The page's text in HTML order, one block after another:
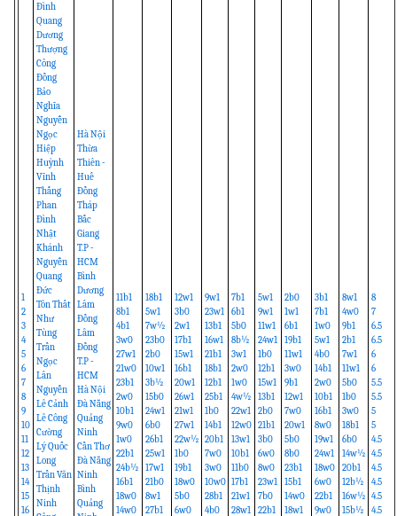
1
2
3
4
5
6
7
8
9
10
11
12
13
14
15
16
Đình
Quang
Dương
Thượng
Công
Đồng
Bảo
Nghĩa
Nguyễn
Ngọc
Hiệp
Huỳnh
Vĩnh
Thắng
Phan
Đình
Nhật
Khánh
Nguyễn
Quang
Đức
Tôn Thất
Như
Tùng
Trần
Ngọc
Lân
Nguyễn
Lê Cảnh
Lê Công
Cường
Lý Quốc
Long
Trần Văn
Thịnh
Ninh
Hà Nội
Thừa
Thiên -
Huế
Đồng
Tháp
Bắc
Giang
T.P -
HCM
Bình
Dương
Lâm
Đồng
Lâm
Đồng
T.P -
HCM
Hà Nội
Đà Nẵng
Quảng
Ninh
Cần Thơ
Đà Nẵng
Ninh
Bình
Quảng
11b1
8b1
4b1
3w0
27w1
21w0
23b1
2w0
10b1
9w0
1w0
22b1
24b½
16b1
18w0
14w0
18b1
5w1
7w½
23b0
2b0
10w1
3b½
15b0
24w1
6b0
26b1
25w1
17w1
21b0
8w1
27b1
12w1
3b0
2w1
17b1
15w1
16b1
20w1
26w1
21w1
27w1
22w½
1b0
19b1
18w0
5b0
6w0
9w1
23w1
13b1
16w1
21b1
18b1
12b1
25b1
1b0
14b1
20b1
7w0
3w0
10w0
28b1
4b0
7b1
6b1
5b0
8b½
3w1
2w0
1w0
4w½
22w1
12w0
13w1
10b1
11b0
17b1
21w1
28w1
5w1
9w1
11w1
24w1
1b0
12b1
15w1
13b1
2b0
21b1
3b0
6w0
8w0
23w1
7b0
22b1
2b0
1w1
6b1
19b1
11w1
3w0
9b1
12w1
7w0
20w1
5b0
8b0
23b1
15b1
14w0
18w1
3b1
7b1
1w0
5w1
4b0
14b1
2w0
10b1
16b1
8w0
19w1
24w1
18w0
6w0
22b1
9w0
8w1
4w0
9b1
2b1
7w1
11w1
5b0
1b0
3w0
18b1
6b0
14w½
20b1
12b½
16w½
15b½
8
7
6.5
6.5
6
6
5.5
5.5
5
5
4.5
4.5
4.5
4.5
4.5
4.5